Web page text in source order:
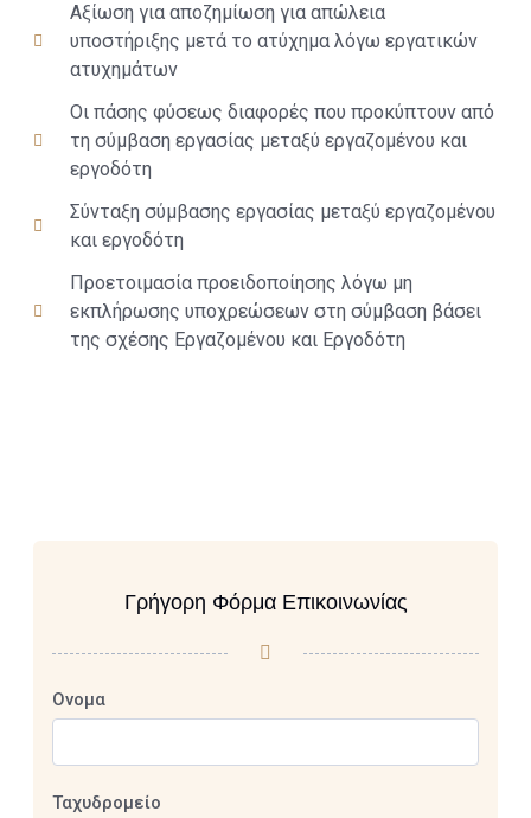
Αξίωση για αποζημίωση για απώλεια
υποστήριξης μετά το ατύχημα λόγω εργατικών
ατυχημάτων
Οι πάσης φύσεως διαφορές που προκύπτουν από
τη σύμβαση εργασίας μεταξύ εργαζομένου και
εργοδότη
Σύνταξη σύμβασης εργασίας μεταξύ εργαζομένου
και εργοδότη
Προετοιμασία προειδοποίησης λόγω μη
εκπλήρωσης υποχρεώσεων στη σύμβαση βάσει
της σχέσης Εργαζομένου και Εργοδότη
Γρήγορη Φόρμα Επικοινωνίας
Ονομα
Ταχυδρομείο